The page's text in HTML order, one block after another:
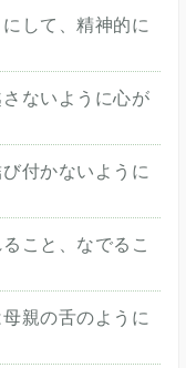
して、精神的に
ないように心が
付かないように
こと、なでるこ
親の舌のように